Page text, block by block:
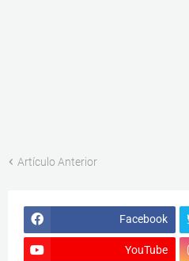
Artículo Anterior
Facebook
YouTube